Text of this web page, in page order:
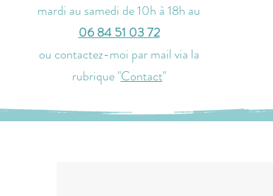
mardi au samedi de 10h à 18h au
06 84 51 03 72
ou contactez-moi parmail via la
rubrique "Contact"